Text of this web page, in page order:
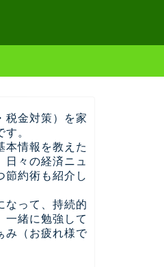
税金対策）を家
。
本情報を教えた
日々の経済ニュ
節約術も紹介し
なって、持続的
一緒に勉強して
み（お疲れ様で